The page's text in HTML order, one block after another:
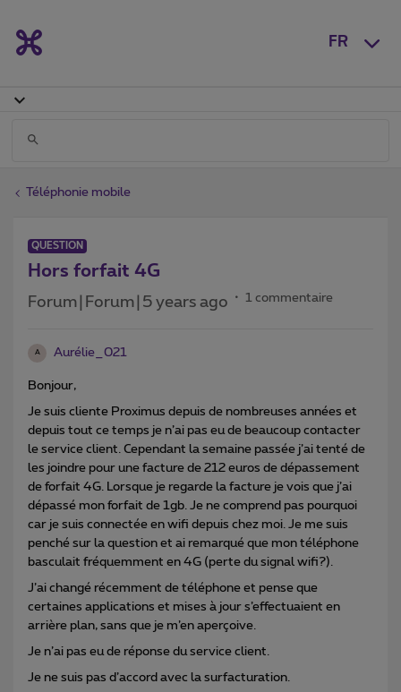
FR
Téléphonie mobile
QUESTION
Hors forfait 4G
Forum|Forum|5 years ago 1 commentaire
A Aurélie_021
Bonjour,
Je suis cliente Proximus depuis de nombreuses années et
depuis tout ce temps je n’ai pas eu de beaucoup contacter
le service client. Cependant la semaine passée j’ai tenté de
les joindre pour une facture de 212 euros de dépassement
de forfait 4G. Lorsque je regarde la facture je vois que j’ai
dépassé mon forfait de 1gb. Je ne comprend pas pourquoi
car je suis connectée en wifi depuis chez moi. Je me suis
penché sur la question et ai remarqué que mon téléphone
basculait fréquemment en 4G (perte du signal wifi?).
J’ai changé récemment de téléphone et pense que
certaines applications et mises à jour s’effectuaient en
arrière plan, sans que je m’en aperçoive.
Je n’ai pas eu de réponse du service client.
Je ne suis pas d’accord avec la surfacturation.